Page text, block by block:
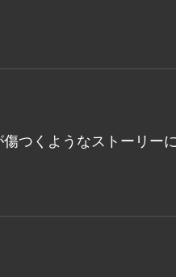
つくようなストーリー